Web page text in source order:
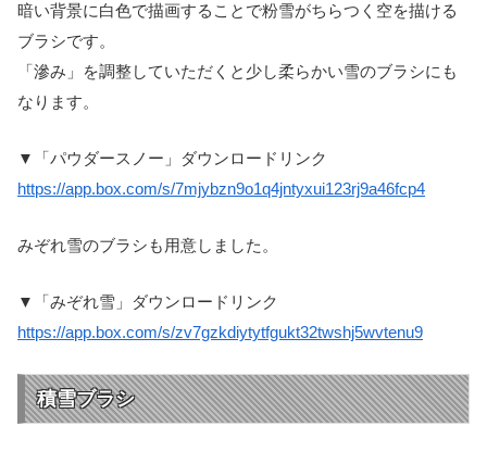
暗い背景に白色で描画することで粉雪がちらつく空を描ける
ブラシです。
「滲み」を調整していただくと少し柔らかい雪のブラシにも
なります。
▼「パウダースノー」ダウンロードリンク
https://app.box.com/s/7mjybzn9o1q4jntyxui123rj9a46fcp4
みぞれ雪のブラシも用意しました。
▼「みぞれ雪」ダウンロードリンク
https://app.box.com/s/zv7gzkdiytytfgukt32twshj5wvtenu9
積雪ブラシ